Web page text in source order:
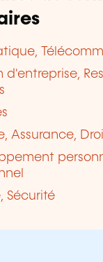
d'entreprise,
Assurance,
Sécurité